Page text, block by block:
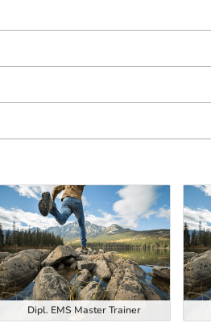
Dipl. EMS Master Trainer